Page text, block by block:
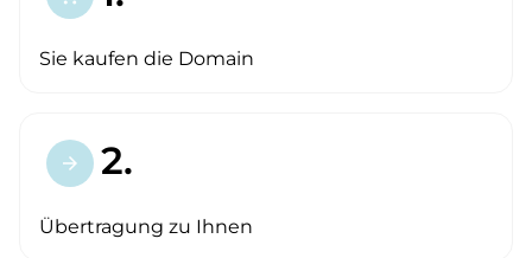
Sie kaufen die Domain
arrow_forward 2.
Übertragung zu Ihnen